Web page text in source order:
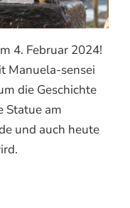
4. Februar 2024!
Manuela-sensei
die Geschichte
Statue am
und auch heute